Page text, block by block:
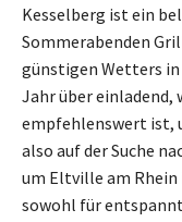
Kesselberg ist ein
Sommerabenden
günstigen Wetters in
Jahr über einladend,
empfehlenswert ist,
also auf der Suche
um Eltville am
sowohl für